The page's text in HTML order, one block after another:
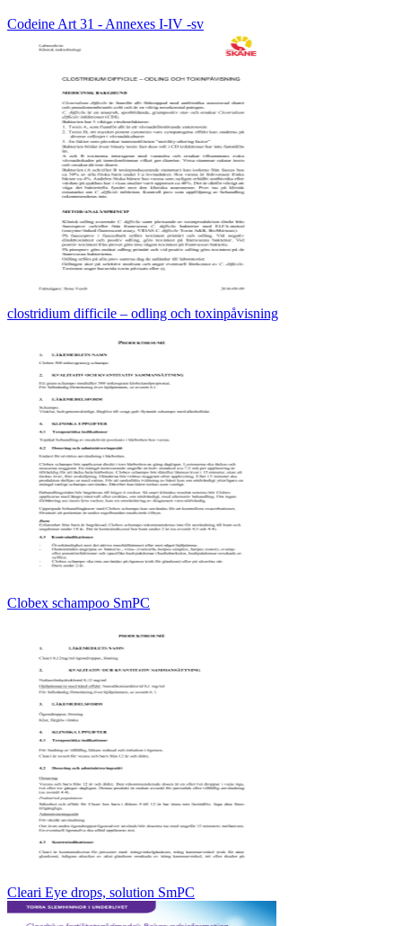
Codeine Art 31 - Annexes I-IV -sv
clostridium difficile – odling och toxinpåvisning
Clobex schampoo SmPC
Cleari Eye drops, solution SmPC